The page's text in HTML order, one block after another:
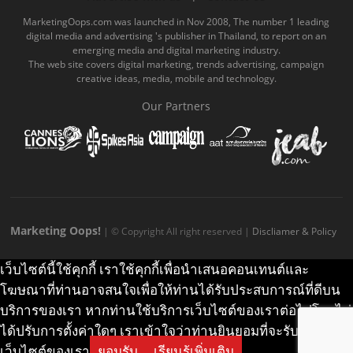
o
o
k
c
o
b
e
.
o
m
e
g
r
a
.
k
.
c
m
MarketingOops.com was launched in Nov 2008, The number 1 leading
digital media and advertising 's publisher in Thailand, to report on an
emerging media and digital marketing industry.
The web site covers digital marketing, trends advertising, campaign
creative ideas, media, mobile and technology.
Our Partners
Marketing Oops! | © Copyright All right reserved | Discliamer & Policy
เว็บไซต์นี้ใช้คุกกี้ เราใช้คุกกี้เพื่อนำเสนอคอนเทนต์และ
โฆษณาที่ท่านอาจสนใจเพื่อให้ท่านได้รับประสบการณ์ที่ดีบน
บริการของเรา หากท่านใช้บริการเว็บไซต์ของเราต่อไปโดยไม่
ได้ปรับการตั้งค่าใดๆ เราเข้าใจว่าท่านยินยอมที่จะรับคุกกี้บน